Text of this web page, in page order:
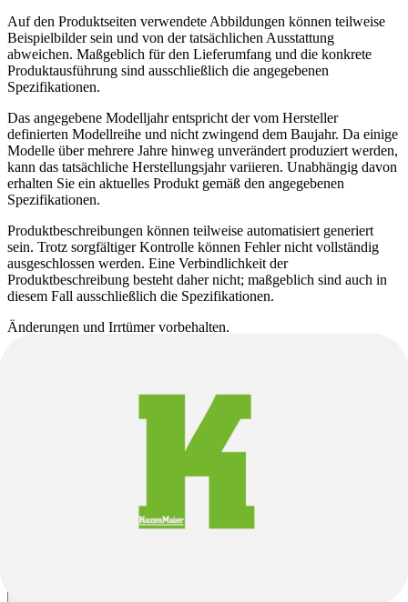
Auf den Produktseiten verwendete Abbildungen können teilweise
Beispielbilder sein und von der tatsächlichen Ausstattung
abweichen. Maßgeblich für den Lieferumfang und die konkrete
Produktausführung sind ausschließlich die angegebenen
Spezifikationen.
Das angegebene Modelljahr entspricht der vom Hersteller
definierten Modellreihe und nicht zwingend dem Baujahr. Da einige
Modelle über mehrere Jahre hinweg unverändert produziert werden,
kann das tatsächliche Herstellungsjahr variieren. Unabhängig davon
erhalten Sie ein aktuelles Produkt gemäß den angegebenen
Spezifikationen.
Produktbeschreibungen können teilweise automatisiert generiert
sein. Trotz sorgfältiger Kontrolle können Fehler nicht vollständig
ausgeschlossen werden. Eine Verbindlichkeit der
Produktbeschreibung besteht daher nicht; maßgeblich sind auch in
diesem Fall ausschließlich die Spezifikationen.
Änderungen und Irrtümer vorbehalten.
CannondaleCAAD Optimo 1
Diese Modellvariante ist aktuell leider ausverkauft. Wenn verfügbar